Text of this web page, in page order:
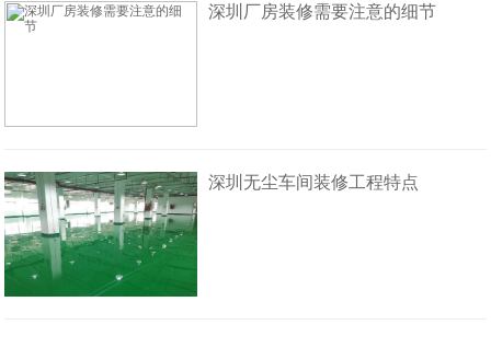
深圳厂房装修需要注意的细节
深圳无尘车间装修工程特点